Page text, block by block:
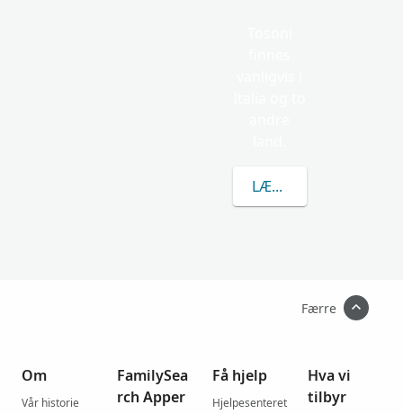
LÆR MER OM TOSONI
Færre
Om
Vår historie
FamilySea
rch Apper
Få hjelp
Hjelpesenteret
Hva vi
tilbyr